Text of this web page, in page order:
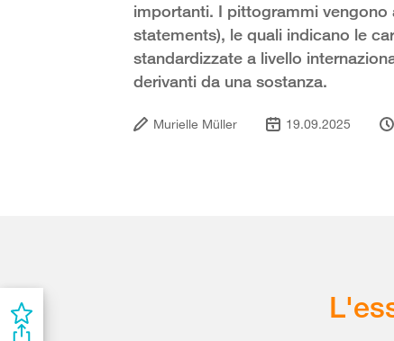
importanti. I pittogrammi
statements), le quali indicano le
standardizzate a livello
derivanti da una sostanza.
Murielle Müller 19.09.2025